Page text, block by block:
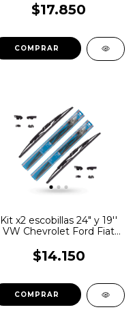
$17.850
Kit x2 escobillas 24" y 19''
VW Chevrolet Ford Fiat
$14.150